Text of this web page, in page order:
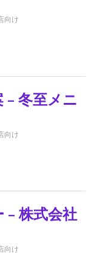
向け
– 冬至メニ
向け
– 株式会社
向け